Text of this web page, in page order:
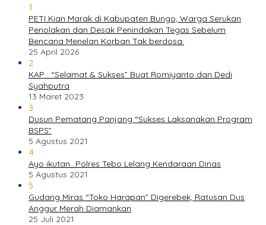
1
PETI Kian Marak di Kabupaten Bungo, Warga Serukan
Penolakan dan Desak Penindakan Tegas Sebelum
Bencana Menelan Korban Tak berdosa.
25 April 2026
2
KAP : “Selamat & Sukses” Buat Romiyanto dan Dedi
Syahputra
13 Maret 2023
3
Dusun Pematang Panjang “Sukses Laksanakan Program
BSPS”
5 Agustus 2021
4
Ayo ikutan…Polres Tebo Lelang Kendaraan Dinas
5 Agustus 2021
5
Gudang Miras “Toko Harapan” Digerebek, Ratusan Dus
Anggur Merah Diamankan
25 Juli 2021